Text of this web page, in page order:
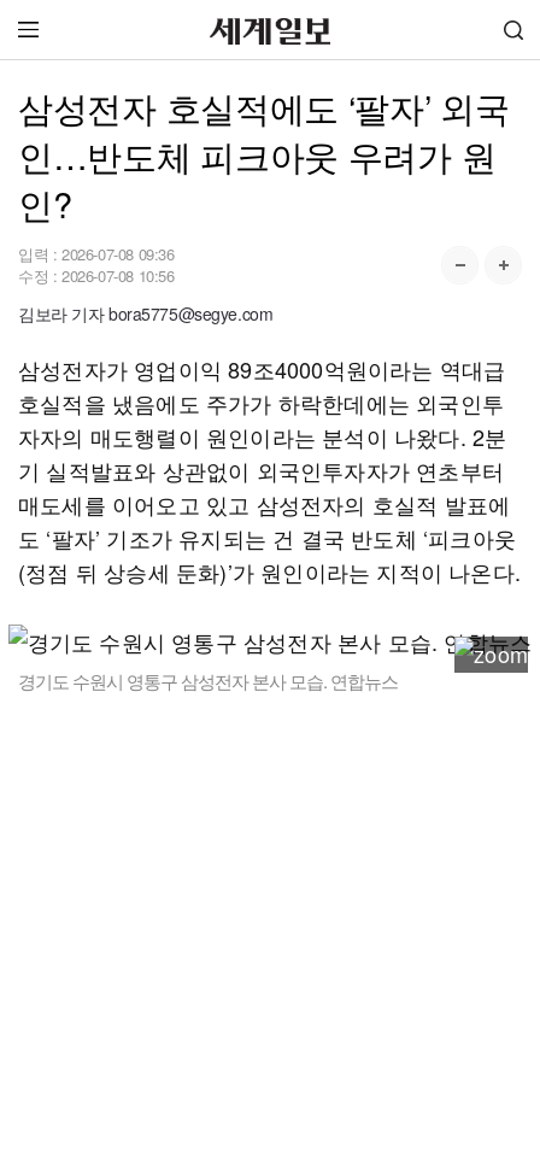
삼성전자 호실적에도 ‘팔자’ 외국
인…반도체 피크아웃 우려가 원
인?
입력 : 2026-07-08 09:36
수정 : 2026-07-08 10:56
김보라 기자 bora5775@segye.com
삼성전자가 영업이익 89조4000억원이라는 역대급
호실적을 냈음에도 주가가 하락한데에는 외국인투
자자의 매도행렬이 원인이라는 분석이 나왔다. 2분
기 실적발표와 상관없이 외국인투자자가 연초부터
매도세를 이어오고 있고 삼성전자의 호실적 발표에
도 ‘팔자’ 기조가 유지되는 건 결국 반도체 ‘피크아웃
(정점 뒤 상승세 둔화)’가 원인이라는 지적이 나온다.
경기도 수원시 영통구 삼성전자 본사 모습. 연합뉴스